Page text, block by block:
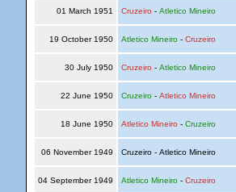
01 March 1951 Cruzeiro - Atletico Mineiro
19 October 1950 Atletico Mineiro- Cruzeiro
30 July 1950 Cruzeiro - Atletico Mineiro
22 June 1950 Cruzeiro- Atletico Mineiro
18 June 1950 Atletico Mineiro - Cruzeiro
06 November 1949 Cruzeiro - Atletico Mineiro
04 September 1949 Atletico Mineiro- Cruzeiro